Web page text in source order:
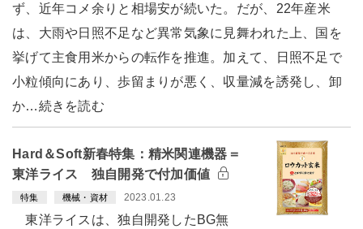
ず、近年コメ余りと相場安が続いた。だが、22年産米
は、大雨や日照不足など異常気象に見舞われた上、国を
挙げて主食用米からの転作を推進。加えて、日照不足で
小粒傾向にあり、歩留まりが悪く、収量減を誘発し、卸
か…続きを読む
Hard＆Soft新春特集：精米関連機器＝
東洋ライス 独自開発で付加価値
特集 機械・資材 2023.01.23
東洋ライスは、独自開発したBG無